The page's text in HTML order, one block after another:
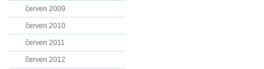
červen 2009
červen 2010
červen 2011
červen 2012